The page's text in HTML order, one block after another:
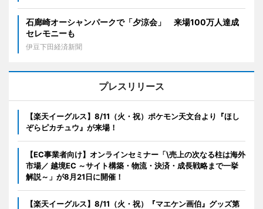
石廊崎オーシャンパークで「夕涼会」 来場100万人達成
セレモニーも
伊豆下田経済新聞
プレスリリース
【楽天イーグルス】8/11（火・祝）ポケモン天文台より『ほし
ぞらピカチュウ』が来場！
【EC事業者向け】オンラインセミナー「\売上の次なる柱は海外
市場／ 越境EC ～サイト構築・物流・決済・成長戦略まで一挙
解説～」が8月21日に開催！
【楽天イーグルス】8/11（火・祝）『マエケン画伯』グッズ第